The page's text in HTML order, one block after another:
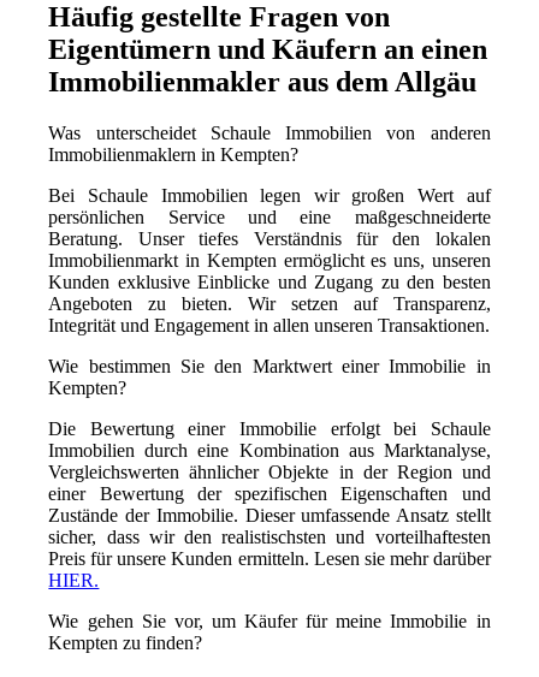
Häufig gestellte Fragen von
Eigentümern und Käufern an einen
Immobilienmakler aus dem Allgäu
Was unterscheidet Schaule Immobilien von anderen
Immobilienmaklern in Kempten?
Bei Schaule Immobilien legen wir großen Wert auf
persönlichen Service und eine maßgeschneiderte
Beratung. Unser tiefes Verständnis für den lokalen
Immobilienmarkt in Kempten ermöglicht es uns, unseren
Kunden exklusive Einblicke und Zugang zu den besten
Angeboten zu bieten. Wir setzen auf Transparenz,
Integrität und Engagement in allen unseren Transaktionen.
Wie bestimmen Sie den Marktwert einer Immobilie in
Kempten?
Die Bewertung einer Immobilie erfolgt bei Schaule
Immobilien durch eine Kombination aus Marktanalyse,
Vergleichswerten ähnlicher Objekte in der Region und
einer Bewertung der spezifischen Eigenschaften und
Zustände der Immobilie. Dieser umfassende Ansatz stellt
sicher, dass wir den realistischsten und vorteilhaftesten
Preis für unsere Kunden ermitteln. Lesen sie mehr darüber
HIER.
Wie gehen Sie vor, um Käufer für meine Immobilie in
Kempten zu finden?